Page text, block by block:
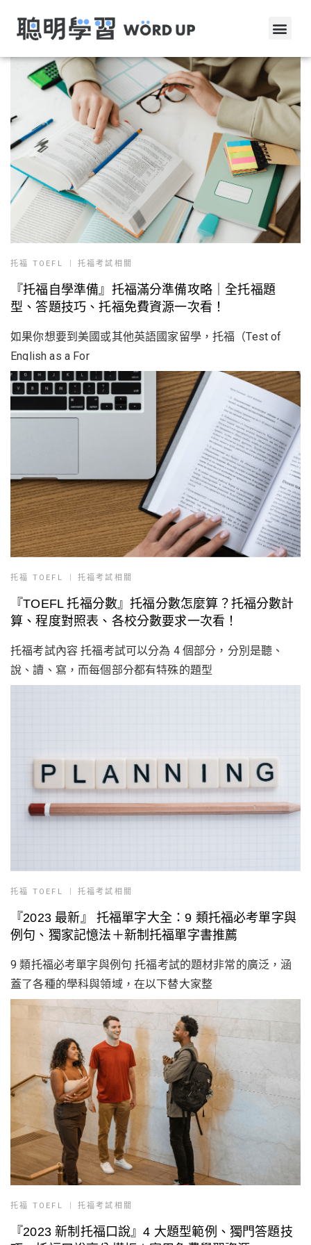
托福 TOEFL 托福考試相關
『托福自學準備』托福滿分準備攻略｜全托福題
型、答題技巧、托福免費資源一次看！
如果你想要到美國或其他英語國家留學，托福（Test of
English as a For
托福 TOEFL 托福考試相關
『TOEFL 托福分數』托福分數怎麼算？托福分數計
算、程度對照表、各校分數要求一次看！
托福考試內容 托福考試可以分為 4 個部分，分別是聽、
說、讀、寫，而每個部分都有特殊的題型
托福 TOEFL 托福考試相關
『2023 最新』 托福單字大全：9 類托福必考單字與
例句、獨家記憶法＋新制托福單字書推薦
9 類托福必考單字與例句 托福考試的題材非常的廣泛，涵
蓋了各種的學科與領域，在以下替大家整
托福 TOEFL 托福考試相關
『2023 新制托福口說』4 大題型範例、獨門答題技